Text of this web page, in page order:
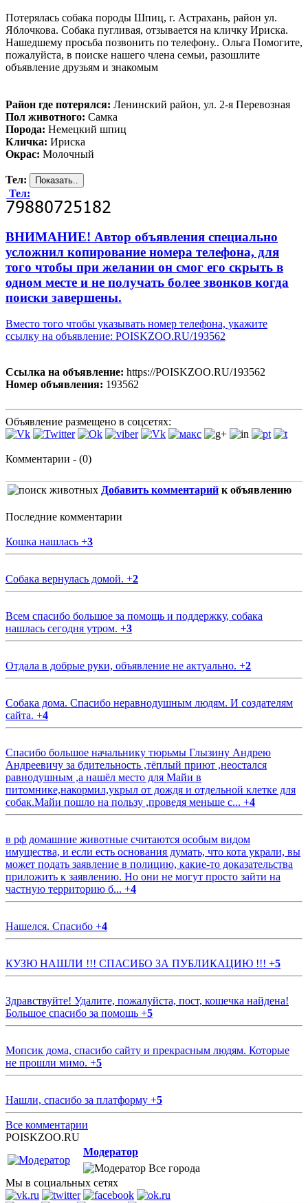
Потерялась собака породы Шпиц, г. Астрахань, район ул.
Яблочкова. Собака пугливая, отзывается на кличку Ириска.
Нашедшему просьба позвонить по телефону.. Ольга Помогите,
пожалуйста, в поиске нашего члена семьи, разошлите
объявление друзьям и знакомым
Район где потерялся: Ленинский район, ул. 2-я Перевозная
Пол животного: Самка
Порода: Немецкий шпиц
Кличка: Ириска
Окрас: Молочный
Тел:
Тел:
ВНИМАНИЕ! Автор объявления специально
усложнил копирование номера телефона, для
того чтобы при желании он смог его скрыть в
одном месте и не получать более звонков когда
поиски завершены.
Вместо того чтобы указывать номер телефона, укажите
ссылку на объявление: POISKZOO.RU/193562
Ссылка на объявление: https://POISKZOO.RU/193562
Номер объявления: 193562
Объявление размещено в соцсетях:
Комментарии - (0)
Добавить комментарий к объявлению
Последние комментарии
Кошка нашлась +3
Собака вернулась домой. +2
Всем спасибо большое за помощь и поддержку, собака
нашлась сегодня утром. +3
Отдала в добрые руки, объявление не актуально. +2
Собака дома. Спасибо неравнодушным людям. И создателям
сайта. +4
Спасибо большое начальнику тюрьмы Глызину Андрею
Андреевичу за бдительность ,тёплый приют ,неостался
равнодушным ,а нашёл место для Майи в
питомнике,накормил,укрыл от дождя и отдельной клетке для
собак.Майи пошло на пользу ,проведя меньше с... +4
в рф домашние животные считаются особым видом
имущества, и если есть основания думать, что кота украли, вы
может подать заявление в полицию, какие-то доказательства
приложить к заявлению. Но они не могут просто зайти на
частную территорию б... +4
Нашелся. Спасибо +4
КУЗЮ НАШЛИ !!! СПАСИБО ЗА ПУБЛИКАЦИЮ !!! +5
Здравствуйте! Удалите, пожалуйста, пост, кошечка найдена!
Большое спасибо за помощь +5
Мопсик дома, спасибо сайту и прекрасным людям. Которые
не прошли мимо. +5
Нашли, спасибо за платформу +5
Все комментарии
POISKZOO.RU
Модератор
Все города
Мы в социальных сетях